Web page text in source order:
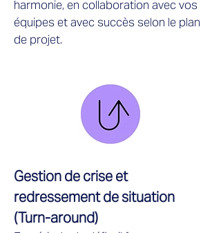
harmonie, en collaboration avec vos
équipes et avec succès selon le plan
de projet.
Gestion de crise et
redressement de situation
(Turn-around)